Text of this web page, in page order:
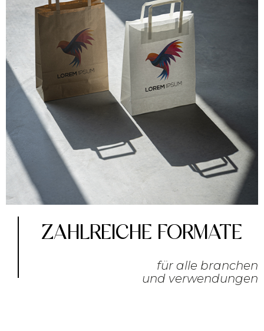
ZAHLREICHE FORMATE
für alle branchen
und verwendungen